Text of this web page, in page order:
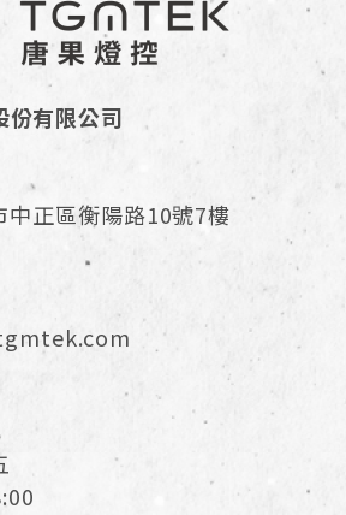
份有限公司
中正區衡陽路10號7樓